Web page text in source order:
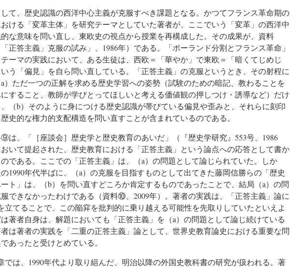
て、歴史認識の西洋中心主義が克服すべき課題となる。かつてフランス革命期の
ける「変革主体」を研究テーマとしていた著者が、ここでいう「変革」の西洋中
な意味を問い直し、東欧史の視点から授業を再構成した。その成果が、資料
正答主義」克服の試み」、1986年）である。「ポーランド分割とフランス革命」
ーマの実践において、ある生徒は、西欧＝「華やか」で東欧＝「暗くてじめじ
う「偏見」を自ら問い直している。「正答主義」の克服というとき、その射程に
）ただ一つの正解を求める歴史学習への姿勢（試験のための暗記、教わることを
すること、教師が学びとってほしいと考える価値観の押しつけ・誘導など）だけ
（b）そのように身につける歴史認識が帯びている偏見や歪みと、それらに刻印
史的な権力的支配構造を問い直すことが含まれているのである。
は、「［座談会］歴史学と歴史教育のあいだ」（『歴史学研究』553号、1986
いて提起された、歴史教育における「正答主義」という論点への応答として書か
である。ここでの「正答主義」は、（a）の問題として論じられていた。しか
1990年代半ばに、（a）の克服を目指すものとして出てきた藤岡信勝らの「歴史
ト」は、（b）を問い直すどころか肯定するものであったことで、結局（a）の問
できなかったわけである（資料⑩、2009年）。著者の実践は、「正答主義」論に
立てることで、この陥穽を批判的に乗り越える可能性を先取りしていたといえよ
は著者自身は、解題においても「正答主義」を（a）の問題として論じ続けている
は著者の実践を「二重の正答主義」論として、世界史教育論史における重要な問
あったと受けとめている。
では、1990年代より取り組んだ、明治以降の外国史教科書の研究が扱われる。著